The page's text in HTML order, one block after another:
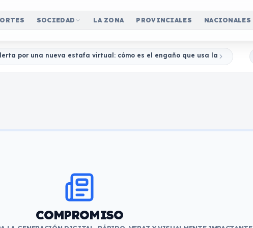
SOCIEDAD LA ZONA PROVINCIALES NACIONALES
por una nueva estafa virtual: cómo es el engaño que usa la imagen
COMPROMISO